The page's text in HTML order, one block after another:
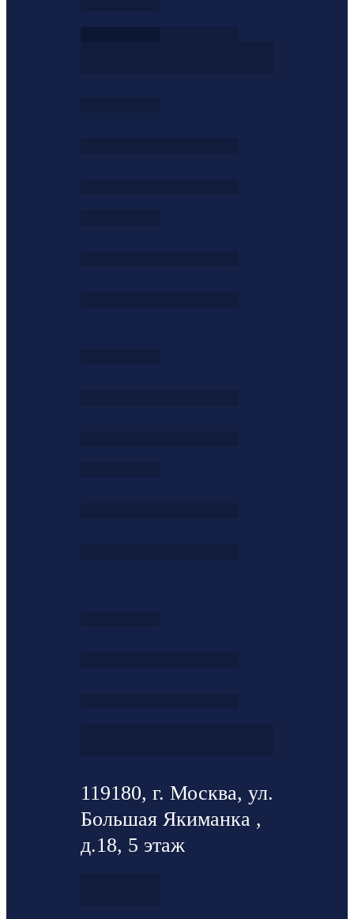
119180, г. Москва, ул.
Большая Якиманка ,
д.18, 5 этаж